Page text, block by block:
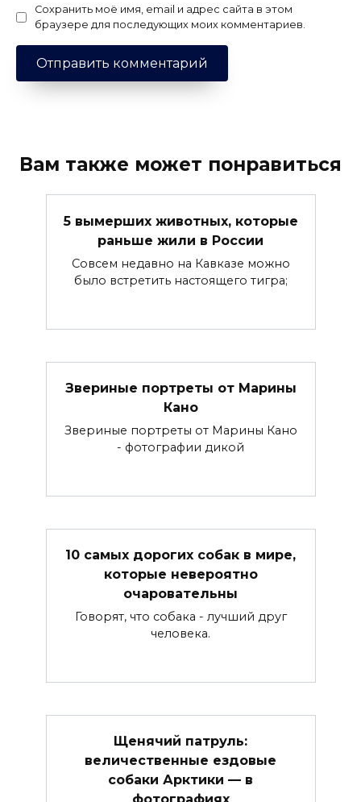
Сохранить моё имя, email и адрес сайта в этом
браузере для последующих моих комментариев.
Вам также может понравиться
5 вымерших животных, которые
раньше жили в России
Совсем недавно на Кавказе можно
было встретить настоящего тигра;
Звериные портреты от Марины
Кано
Звериные портреты от Марины Кано
- фотографии дикой
10 самых дорогих собак в мире,
которые невероятно
очаровательны
Говорят, что собака - лучший друг
человека.
Щенячий патруль:
величественные ездовые
собаки Арктики — в